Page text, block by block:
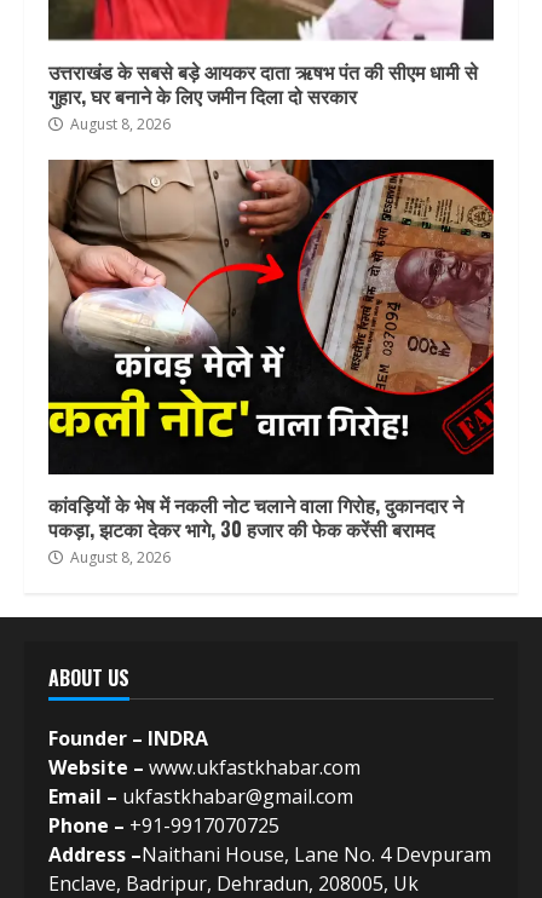
उत्तराखंड के सबसे बड़े आयकर दाता ऋषभ पंत की सीएम धामी से
गुहार, घर बनाने के लिए जमीन दिला दो सरकार
August 8, 2026
कांवड़ियों के भेष में नकली नोट चलाने वाला गिरोह, दुकानदार ने
पकड़ा, झटका देकर भागे, 30 हजार की फेक करेंसी बरामद
August 8, 2026
ABOUT US
Founder – INDRA
Website – www.ukfastkhabar.com
Email – ukfastkhabar@gmail.com
Phone – +91-9917070725
Address –Naithani House, Lane No. 4 Devpuram
Enclave, Badripur, Dehradun, 208005, Uk